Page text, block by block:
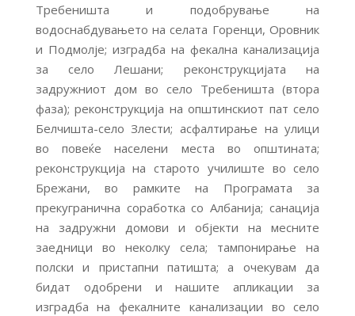
Требеништа и подобрување на
водоснабдувањето на селата Горенци, Оровник
и Подмолје; изградба на фекална канализација
за село Лешани; реконструкцијата на
задружниот дом во село Требеништа (втора
фаза); реконструкција на општинскиот пат село
Белчишта-село Злести; асфалтирање на улици
во повеќе населени места во општината;
реконструкција на старото училиште во село
Брежани, во рамките на Програмата за
прекугранична соработка со Албанија; санација
на задружни домови и објекти на месните
заедници во неколку села; тампонирање на
полски и пристапни патишта; а очекувам да
бидат одобрени и нашите апликации за
изградба на фекалните канализации во село